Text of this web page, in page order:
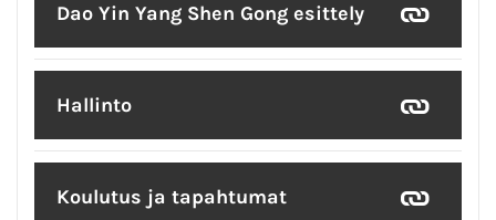
Dao Yin Yang Shen Gong esittely
Hallinto
Koulutus ja tapahtumat